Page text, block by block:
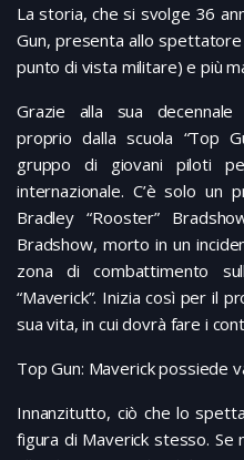
La storia, che si svolge 36
Gun, presenta allo
punto di vista militare) e più
Grazie alla sua
proprio dalla scuola “Top
gruppo di giovani piloti
internazionale. C’è solo
Bradley “Rooster”
Bradshow, morto in un
zona di combattimento
“Maverick”. Inizia così per il
sua vita, in cui dovrà fare i
Top Gun: Maverick possiede
Innanzitutto, ciò che lo
figura di Maverick stesso. Se